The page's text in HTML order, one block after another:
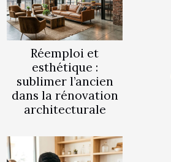
Réemploi et
esthétique :
sublimer l’ancien
dans la rénovation
architecturale